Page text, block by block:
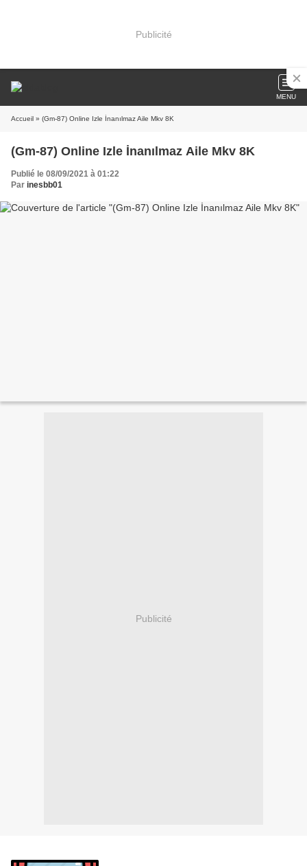
Publicité
MENU
Accueil » (Gm-87) Online Izle İnanılmaz Aile Mkv 8K
(Gm-87) Online Izle İnanılmaz Aile Mkv 8K
Publié le 08/09/2021 à 01:22
Par inesbb01
Publicité